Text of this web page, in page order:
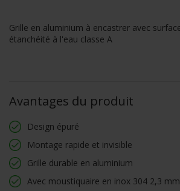
Grille en aluminium à encastrer avec
étanchéité à l'eau classe A
Avantages du produit
Design épuré
Montage rapide et invisible
Grille durable en aluminium
Avec moustiquaire en inox 304 2,3